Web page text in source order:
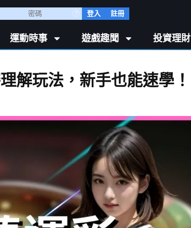
登入 註冊
運動時事 遊戲趣聞 投資理財
解玩法，新手也能速學！